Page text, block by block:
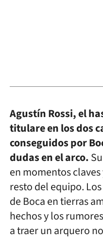
Agustín Rossi, el
titulare en los dos
conseguidos por
dudas en el arco.
en momentos
resto del equipo.
de Boca en tierras
hechos y los
a traer un arquero